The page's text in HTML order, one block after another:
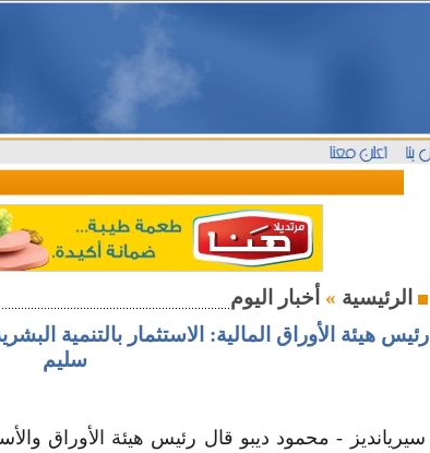
الرئيسية »
رئيس هيئة الأوراق المالية: الاستثمار بالتنمية
سليم
سيريانديز - محمود ديبو قال رئيس هيئة الأوراق